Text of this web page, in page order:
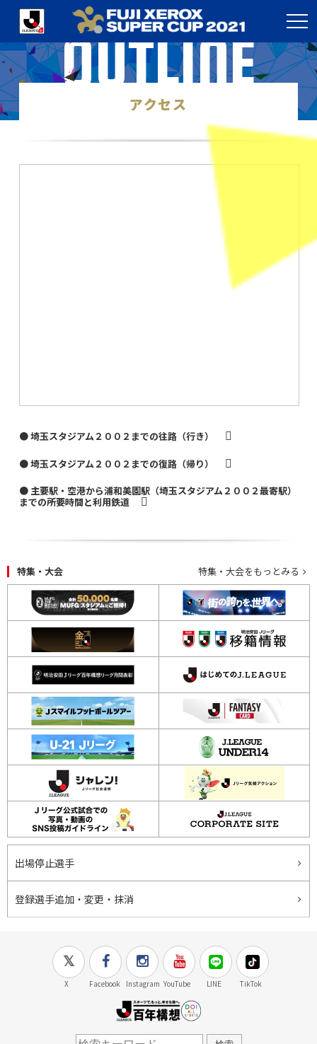
OUTLINE
アクセス
● 埼玉スタジアム２００２までの往路（行き）
● 埼玉スタジアム２００２までの復路（帰り）
● 主要駅・空港から浦和美園駅（埼玉スタジアム２００２最寄駅）
までの所要時間と利用鉄道
特集・大会 特集・大会をもっとみる
出場停止選手
登録選手追加・変更・抹消
X Facebook Instagram YouTube LINE TikTok